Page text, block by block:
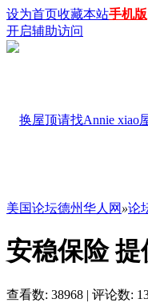
设为首页收藏本站手机版
开启辅助访问
美国论坛德州华人网 »论
安稳保险
查看数: 38968 | 评论数: